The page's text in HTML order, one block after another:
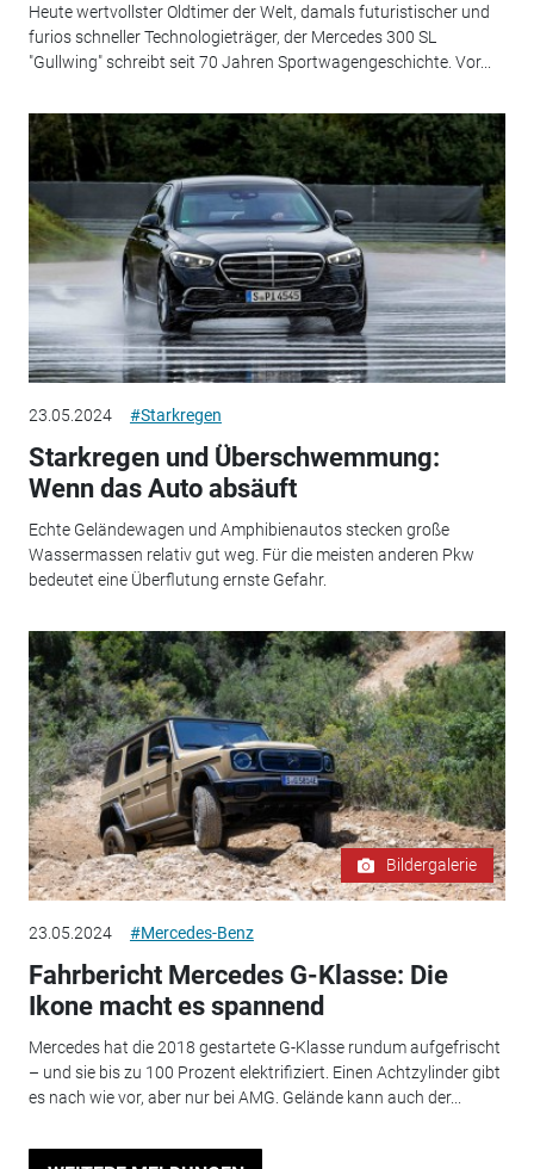
Heute wertvollster Oldtimer der Welt, damals futuristischer und
furios schneller Technologieträger, der Mercedes 300 SL
"Gullwing" schreibt seit 70 Jahren Sportwagengeschichte. Vor...
23.05.2024 #Starkregen
Starkregen und Überschwemmung:
Wenn das Auto absäuft
Echte Geländewagen und Amphibienautos stecken große
Wassermassen relativ gut weg. Für die meisten anderen Pkw
bedeutet eine Überflutung ernste Gefahr.
Bildergalerie
23.05.2024 #Mercedes-Benz
Fahrbericht Mercedes G-Klasse: Die
Ikone macht es spannend
Mercedes hat die 2018 gestartete G-Klasse rundum aufgefrischt
– und sie bis zu 100 Prozent elektrifiziert. Einen Achtzylinder gibt
es nach wie vor, aber nur bei AMG. Gelände kann auch der...